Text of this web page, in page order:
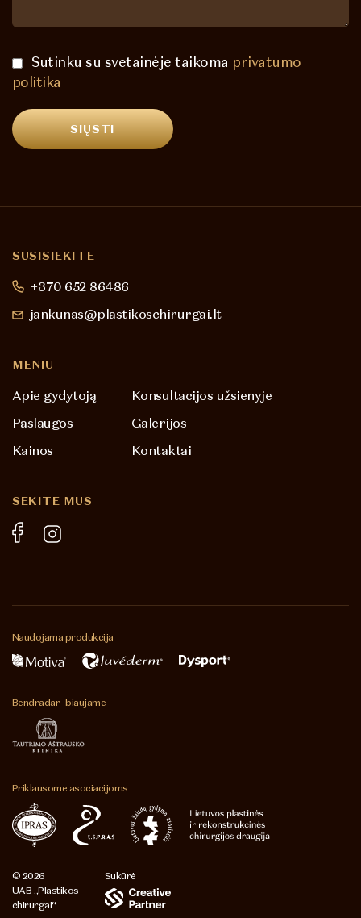
Sutinku su svetainėje taikoma privatumo
politika
SUSISIEKITE
+370 652 86486
jankunas@plastikoschirurgai.lt
MENIU
Apie gydytoją
Konsultacijos užsienyje
Paslaugos
Galerijos
Kainos
Kontaktai
SEKITE MUS
Naudojama produkcija
Bendradar-biaujame
Priklausome asociacijoms
© 2026
UAB „Plastikos
chirurgai“
Sukūrė